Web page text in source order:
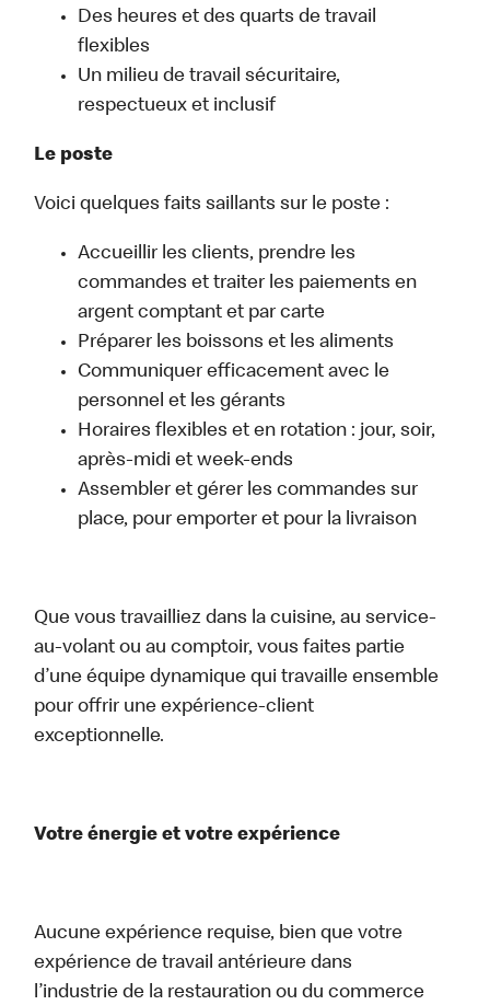
Des heures et des quarts de travail
flexibles
Un milieu de travail sécuritaire,
respectueux et inclusif
Le poste
Voici quelques faits saillants sur le poste :
Accueillir les clients, prendre les
commandes et traiter les paiements en
argent comptant et par carte
Préparer les boissons et les aliments
Communiquer efficacement avec le
personnel et les gérants
Horaires flexibles et en rotation : jour, soir,
après-midi et week-ends
Assembler et gérer les commandes sur
place, pour emporter et pour la livraison
Que vous travailliez dans la cuisine, au service-
au-volant ou au comptoir, vous faites partie
d’une équipe dynamique qui travaille ensemble
pour offrir une expérience-client
exceptionnelle.
Votre énergie et votre expérience
Aucune expérience requise, bien que votre
expérience de travail antérieure dans
l’industrie de la restauration ou du commerce